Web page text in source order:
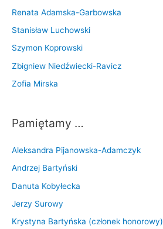
Renata Adamska-Garbowska
Stanisław Luchowski
Szymon Koprowski
Zbigniew Niedźwiecki-Ravicz
Zofia Mirska
Pamiętamy …
Aleksandra Pijanowska-Adamczyk
Andrzej Bartyński
Danuta Kobyłecka
Jerzy Surowy
Krystyna Bartyńska (członek honorowy)